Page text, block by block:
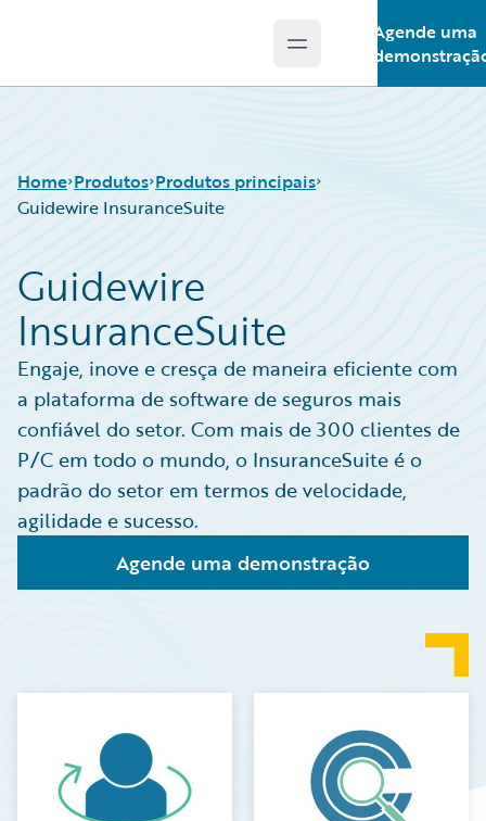
Open main menu
Agende uma
Home Produtos
Produtos principais
Tecnologia Guidewire
Guidewire Solutions
Services
Produtos principais
Guidewire InsuranceSuite
Guidewire InsuranceSuite
Guidewire
InsuranceSuite
Engaje, inove e cresça de maneira eficiente com
a plataforma de software de seguros mais
confiável do setor. Com mais de 300 clientes de
P/C em todo o mundo, o InsuranceSuite é o
padrão do setor em termos de velocidade,
agilidade e sucesso.
Agende uma demonstração